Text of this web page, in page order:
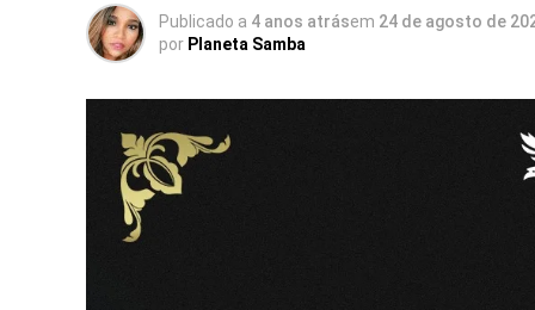
Publicado a 4 anos atrásem 24 de agosto de
por Planeta Samba